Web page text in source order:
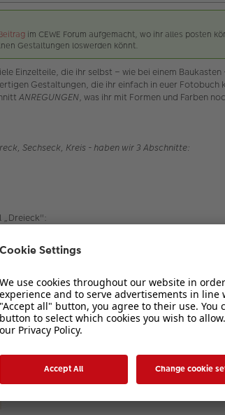
im CEWE Forum aufgemacht, wo ihr alles posten
Gestaltungen loswerden könnt.
Einzelteile, die ihr selbst – wie bei einem
Gestaltungen, die ihr einfach in euer
ANREGUNGEN, was ihr mit Formen und Farben
Sechseck, Kreis - haben wir 3 Abschnitte:
„Dreieck":